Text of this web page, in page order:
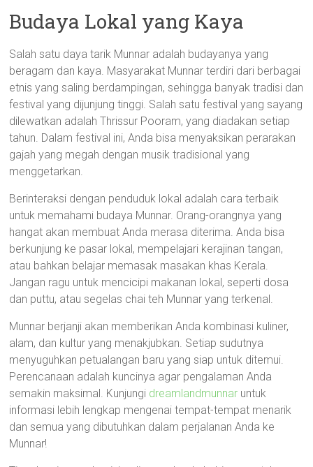
Budaya Lokal yang Kaya
Salah satu daya tarik Munnar adalah budayanya yang
beragam dan kaya. Masyarakat Munnar terdiri dari berbagai
etnis yang saling berdampingan, sehingga banyak tradisi dan
festival yang dijunjung tinggi. Salah satu festival yang sayang
dilewatkan adalah Thrissur Pooram, yang diadakan setiap
tahun. Dalam festival ini, Anda bisa menyaksikan perarakan
gajah yang megah dengan musik tradisional yang
menggetarkan.
Berinteraksi dengan penduduk lokal adalah cara terbaik
untuk memahami budaya Munnar. Orang-orangnya yang
hangat akan membuat Anda merasa diterima. Anda bisa
berkunjung ke pasar lokal, mempelajari kerajinan tangan,
atau bahkan belajar memasak masakan khas Kerala.
Jangan ragu untuk mencicipi makanan lokal, seperti dosa
dan puttu, atau segelas chai teh Munnar yang terkenal.
Munnar berjanji akan memberikan Anda kombinasi kuliner,
alam, dan kultur yang menakjubkan. Setiap sudutnya
menyuguhkan petualangan baru yang siap untuk ditemui.
Perencanaan adalah kuncinya agar pengalaman Anda
semakin maksimal. Kunjungi dreamlandmunnar untuk
informasi lebih lengkap mengenai tempat-tempat menarik
dan semua yang dibutuhkan dalam perjalanan Anda ke
Munnar!